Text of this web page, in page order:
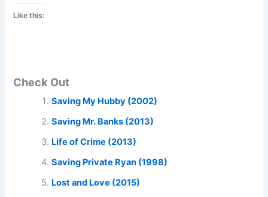
Like this:
Check Out
Saving My Hubby (2002)
Saving Mr. Banks (2013)
Life of Crime (2013)
Saving Private Ryan (1998)
Lost and Love (2015)